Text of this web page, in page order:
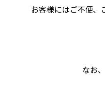
お客様にはご不便、
なお